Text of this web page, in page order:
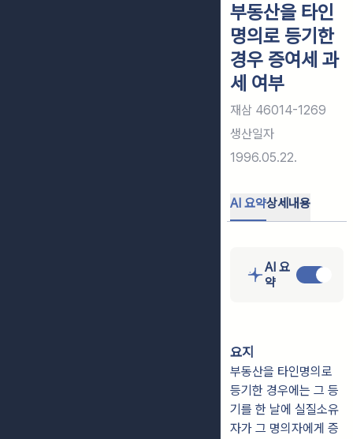
부동산을 타인
명의로 등기한
경우 증여세 과
세 여부
재삼 46014-1269
생산일자
1996.05.22.
AI 요약상세내용
AI 요
약
요지
부동산을 타인명의로
등기한 경우에는 그 등
기를 한 날에 실질소유
자가 그 명의자에게 증